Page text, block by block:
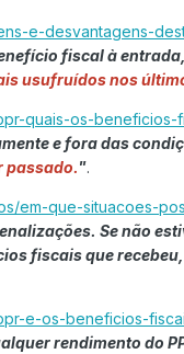
e-desvantagens-
fiscal à
usufruídos nos
quais-os-beneficios-
e fora das
passado.".
em-que-situacoes-
Se não
fiscais que recebeu,
e-os-beneficios-
rendimento do